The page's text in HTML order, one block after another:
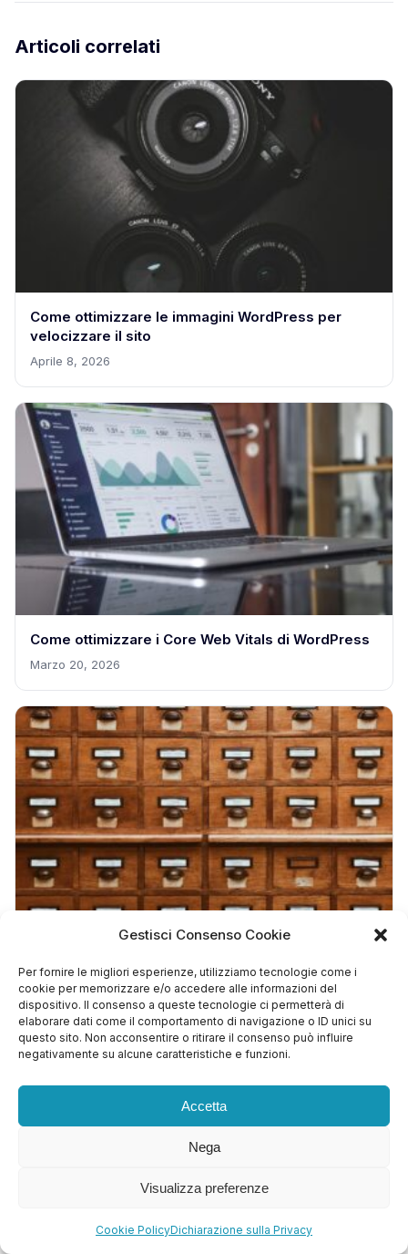
Gestisci Consenso Cookie
Per fornire le migliori esperienze, utilizziamo tecnologie come i
cookie per memorizzare e/o accedere alle informazioni del
dispositivo. Il consenso a queste tecnologie ci permetterà di
elaborare dati come il comportamento di navigazione o ID unici su
questo sito. Non acconsentire o ritirare il consenso può influire
negativamente su alcune caratteristiche e funzioni.
Accetta
Nega
Visualizza preferenze
Cookie PolicyDichiarazione sulla Privacy
Articoli correlati
Come ottimizzare le immagini WordPress per
velocizzare il sito
Aprile 8, 2026
Come ottimizzare i Core Web Vitals di WordPress
Marzo 20, 2026
Come ottimizzare il database di WordPress per
Marzo 2, 2026
SUCCESSIVO →
Abilitare cache pagina WooCommerce senza